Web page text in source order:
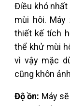
Điều khó nhất
mùi hôi.
thiết kế tích
thể khử mùi
vì vậy mặc
cũng khôn
Độ ồn: Máy